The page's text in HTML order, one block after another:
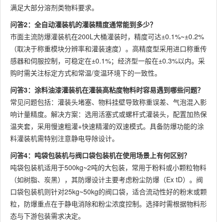
满足大部分溶剂类物料要求。
问答2：全自动灌装机的灌装精度通常能到多少？
市面主流防爆灌装机在200L大桶灌装时，精度可达±0.1%~±0.2%
（取决于称重模块分辨率和灌装速度）。高精度型采用进口称重传
感器和伺服控制，可稳定在±0.1%；经济型一般在±0.3%以内。采
购时需关注标定方式和常温/变温环境下的一致性。
问答3：涂料油漆灌装机在灌装高粘度物料时容易遇到哪些问题？
常见问题包括：灌装头堵塞、物料挂壁导致称重误差、气泡混入影
响计量精度。解决方案：选用活塞式或螺杆式灌装头，配置加热保
温夹套，采用慢速粗灌+快速精灌的双速模式。具备防爆功能的涂
料灌装机需特别注意静电导除设计。
问答4：吨袋包装机与阀口袋包装机在使用场景上有何区别？
吨袋包装机适用于500kg~2吨的大包装，常用于粉料或小颗粒物料
（如树脂、炭黑），其防爆设计主要考虑粉尘防爆（Ex tD）。阀
口袋包装机则针对25kg~50kg的阀口袋，适合流动性好的粉末或颗
粒，防爆重点在于静电消除和粉尘浓度控制。选择时需根据物料形
态与下游包装需求决定。